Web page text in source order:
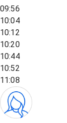
09:56
10:04
10:12
10:20
10:44
10:52
11:08